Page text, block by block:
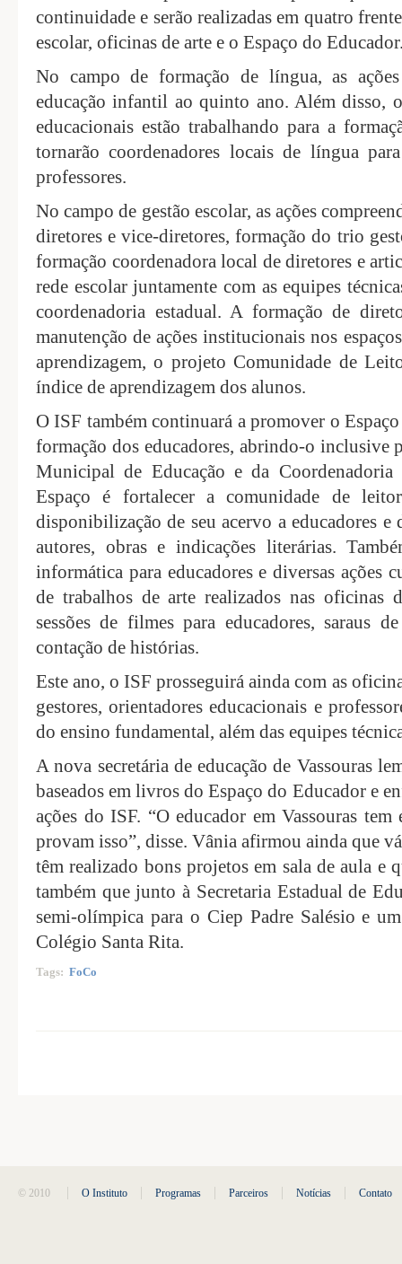
continuidade e serão realizadas em quatro
escolar, oficinas de arte e o Espaço do
No campo de formação de língua, as
educação infantil ao quinto ano. Além disso,
educacionais estão trabalhando para a
tornarão coordenadores locais de língua
professores.
No campo de gestão escolar, as ações
diretores e vice-diretores, formação do trio
formação coordenadora local de diretores e
rede escolar juntamente com as equipes
coordenadoria estadual. A formação de
manutenção de ações institucionais nos
aprendizagem, o projeto Comunidade de
índice de aprendizagem dos alunos.
O ISF também continuará a promover o
formação dos educadores, abrindo-o inclusive
Municipal de Educação e da
Espaço é fortalecer a comunidade de
disponibilização de seu acervo a educadores e
autores, obras e indicações literárias.
informática para educadores e diversas ações
de trabalhos de arte realizados nas oficinas
sessões de filmes para educadores, saraus
contação de histórias.
Este ano, o ISF prosseguirá ainda com as
gestores, orientadores educacionais e
do ensino fundamental, além das equipes
A nova secretária de educação de Vassouras
baseados em livros do Espaço do Educador e
ações do ISF. “O educador em Vassouras
provam isso”, disse. Vânia afirmou ainda que
têm realizado bons projetos em sala de aula e
também que junto à Secretaria Estadual de
semi-olímpica para o Ciep Padre Salésio e
Colégio Santa Rita.
Tags: FoCo
© 2010 O Instituto Programas Parceiros Notícias Contato